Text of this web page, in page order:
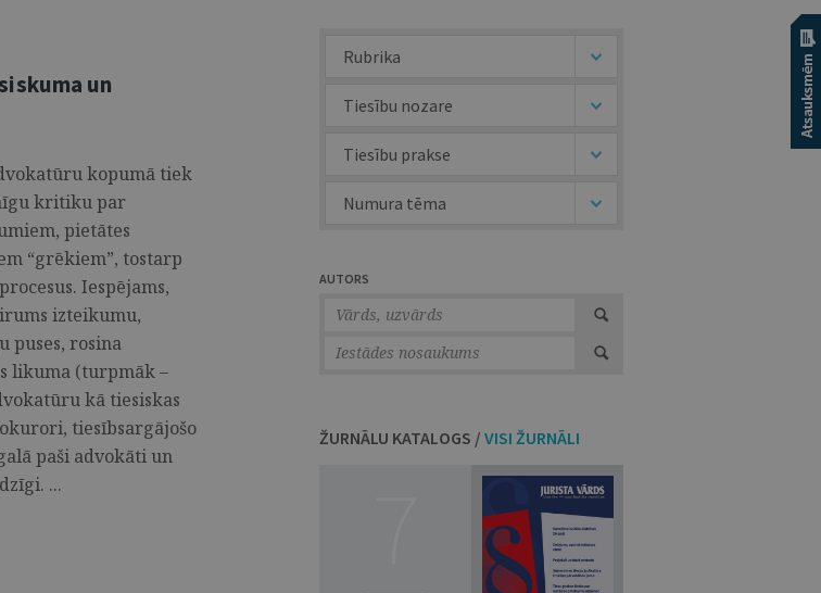
un
kopumā tiek
kritiku par
pietātes
“grēkiem”, tostarp
Iespējams,
izteikumu,
puses, rosina
likuma (turpmāk –
kā tiesiskas
tiesībsargājošo
paši advokāti un
...
Rubrika
Tiesību nozare
Tiesību prakse
Numura tēma
AUTORS
ŽURNĀLU KATALOGS / VISI ŽURNĀLI